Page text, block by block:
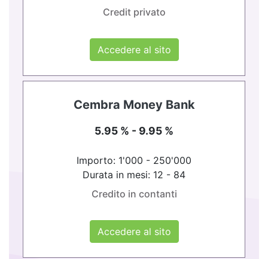
Credit privato
Accedere al sito
Cembra Money Bank
5.95 % - 9.95 %
Importo: 1'000 - 250'000
Durata in mesi: 12 - 84
Credito in contanti
Accedere al sito